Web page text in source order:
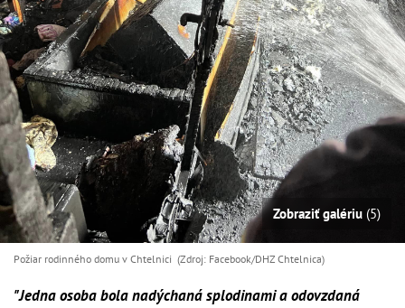
Zobraziť galériu (5)
Požiar rodinného domu v Chtelnici (Zdroj: Facebook/DHZ Chtelnica)
"Jedna osoba bola nadýchaná splodinami a odovzdaná